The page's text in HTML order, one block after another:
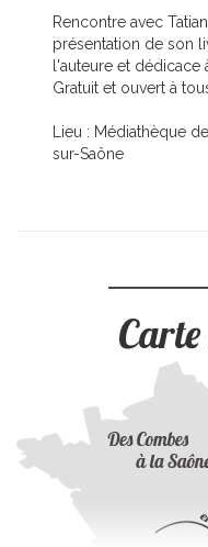
Rencontre avec
présentation de son
l'auteure et dédicace
Gratuit et ouvert à
Lieu : Médiathèque
sur-Saône